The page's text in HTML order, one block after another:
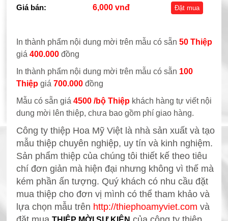
Giá bán:
6,000 vnđ Đặt mua
In thành phẩm nội dung mời trên mẫu có sẵn 50 Thiệp
giá 400.000đồng
In thành phẩm nội dung mời trên mẫu có sẵn 100
Thiệpgiá 700.000đồng
Mẫu có sẵn giá 4500 /bộ Thiệpkhách hàng tự viết nội
dung mời lên thiệp, chưa bao gồm phí giao hàng.
Công ty thiệp Hoa Mỹ Việt là nhà sản xuất và tạo
mẫu thiệp chuyên nghiệp, uy tín và kinh nghiệm.
Sản phẩm thiệp của chúng tôi thiết kế theo tiêu
chí đơn giản mà hiện đại nhưng không vì thế mà
kém phần ấn tượng. Quý khách có nhu cầu đặt
mua thiệp cho đơn vị mình có thể tham khảo và
lựa chọn mẫu trên http://thiephoamyviet.com và